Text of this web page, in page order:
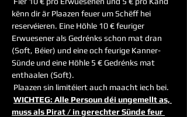
kënn dir är Plaazen feuer um Schëff hei
reservéieren. Eine Höhle 10 € feuriger
Erwuesener als Gedrénks schon mat dran
(Soft, Béier) und eine och feurige Kanner-
Sünde und eine Höhle 5 € Gedrénks mat
enthaalen (Soft).
Plaazen sin limitéiert auch maacht iech bei.
WICHTEG: Alle Persoun déi ungemellt as,
muss als Pirat / in gerechter Sünde feur